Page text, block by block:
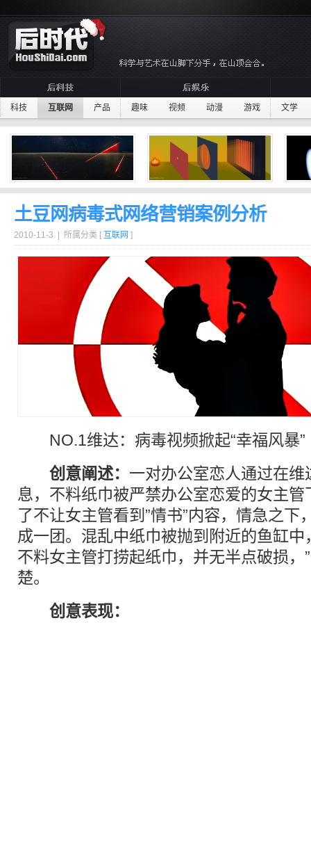
科技 互联网 产品 趣味 视频 动漫 游戏 文学
土豆网病毒式网络营销案例分析
2010-11-3 | 所属分类 [ 互联网 ]
NO.1维达：病毒视频掀起“幸福风暴”
创意阐述： 一对办公室恋人通过在
息，不料纸巾被严禁办公室恋爱的女主
了不让女主管看到”情书”内容，情急之下
成一团。混乱中纸巾被抛到附近的鱼缸
不料女主管打捞起纸巾，并无半点破损，
楚。
创意表现：